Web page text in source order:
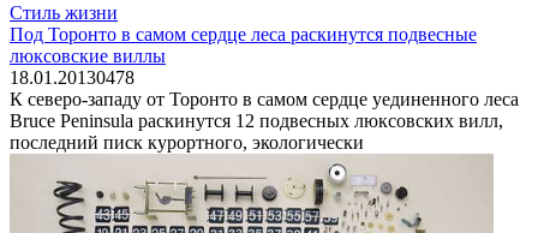
Стиль жизни
Под Торонто в самом сердце леса раскинутся подвесные
люксовские виллы
18.01.20130478
К северо-западу от Торонто в самом сердце уединенного леса
Bruce Peninsula раскинутся 12 подвесных люксовских вилл,
последний писк курортного, экологически